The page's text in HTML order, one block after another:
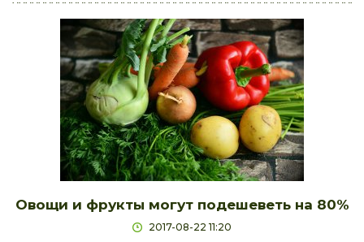
Овощи и фрукты могут подешеветь на 80%
2017-08-22 11:20